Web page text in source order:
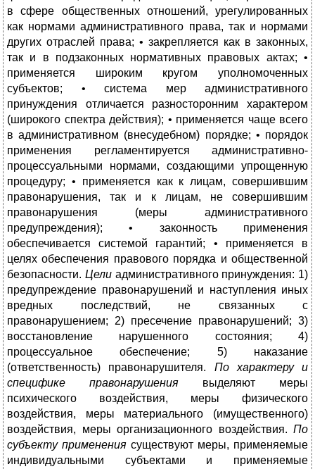
в сфере общественных отношений, урегулированных
как нормами административного права, так и нормами
других отраслей права; • закрепляется как в законных,
так и в подзаконных нормативных правовых актах; •
применяется широким кругом уполномоченных
субъектов; • система мер административного
принуждения отличается разносторонним характером
(широкого спектра действия); • применяется чаще всего
в административном (внесудебном) порядке; • порядок
применения регламентируется административно-
процессуальными нормами, создающими упрощенную
процедуру; • применяется как к лицам, совершившим
правонарушения, так и к лицам, не совершившим
правонарушения (меры административного
предупреждения); • законность применения
обеспечивается системой гарантий; • применяется в
целях обеспечения правового порядка и общественной
безопасности. Цели административного принуждения: 1)
предупреждение правонарушений и наступления иных
вредных последствий, не связанных с
правонарушением; 2) пресечение правонарушений; 3)
восстановление нарушенного состояния; 4)
процессуальное обеспечение; 5) наказание
(ответственность) правонарушителя. По характеру и
специфике правонарушения выделяют меры
психического воздействия, меры физического
воздействия, меры материального (имущественного)
воздействия, меры организационного воздействия. По
субъекту применения существуют меры, применяемые
индивидуальными субъектами и применяемые